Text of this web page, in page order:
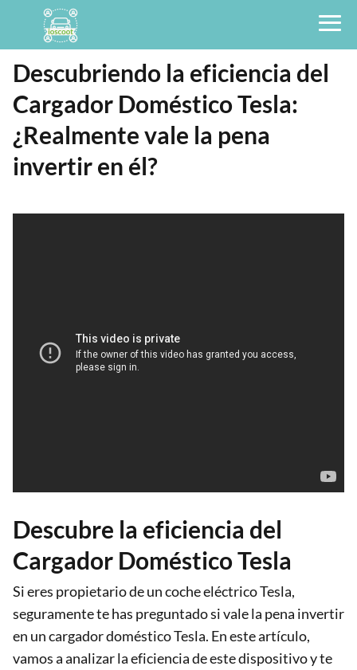
Descubriendo la eficiencia del
Cargador Doméstico Tesla:
¿Realmente vale la pena
invertir en él?
Descubre la eficiencia del
Cargador Doméstico Tesla
Si eres propietario de un coche eléctrico Tesla,
seguramente te has preguntado si vale la pena invertir
en un cargador doméstico Tesla. En este artículo,
vamos a analizar la eficiencia de este dispositivo y te